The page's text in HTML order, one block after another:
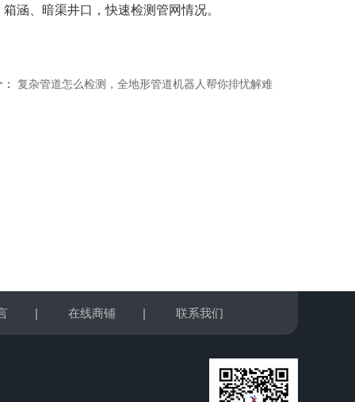
涵、暗渠井口，快速检测管网情况。
复杂管道怎么检测，全地形管道机器人帮你排忧解难
| 在线商铺 | 联系我们